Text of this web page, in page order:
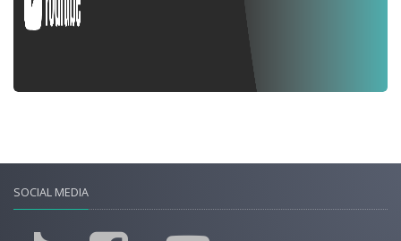
SOCIAL MEDIA